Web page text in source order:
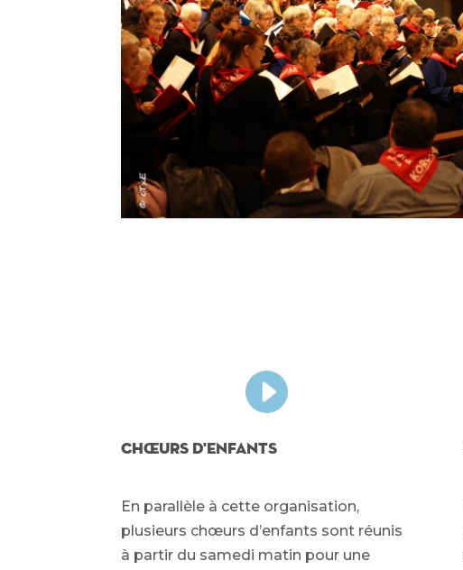

Chœurs d'enfants
En parallèle à cette organisation,
plusieurs chœurs d’enfants sont réunis
à partir du samedi matin pour une